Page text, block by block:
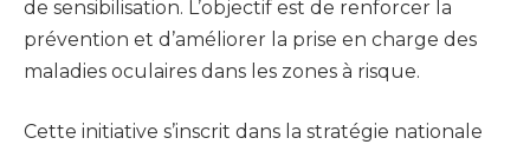
de sensibilisation. L’objectif est de renforcer la
prévention et d’améliorer la prise en charge des
maladies oculaires dans les zones à risque.
Cette initiative s’inscrit dans la stratégie nationale